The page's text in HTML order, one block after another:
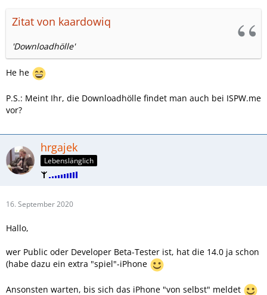
Zitat von kaardowiq
'Downloadhölle'
He he
P.S.: Meint Ihr, die Downloadhölle findet man auch bei ISPW.me
vor?
hrgajek
Lebenslänglich
16. September 2020
Hallo,
wer Public oder Developer Beta-Tester ist, hat die 14.0 ja schon
(habe dazu ein extra "spiel"-iPhone
Ansonsten warten, bis sich das iPhone "von selbst" meldet